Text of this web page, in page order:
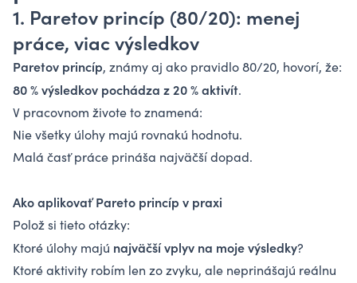
1. Paretov princíp (80/20): menej
práce, viac výsledkov
Paretov princíp, známy aj ako pravidlo 80/20, hovorí, že:
80 % výsledkov pochádza z 20 % aktivít.
V pracovnom živote to znamená:
Nie všetky úlohy majú rovnakú hodnotu.
Malá časť práce prináša najväčší dopad.
Ako aplikovať Pareto princíp v praxi
Polož si tieto otázky:
Ktoré úlohy majú najväčší vplyv na moje výsledky?
Ktoré aktivity robím len zo zvyku, ale neprinášajú reálnu